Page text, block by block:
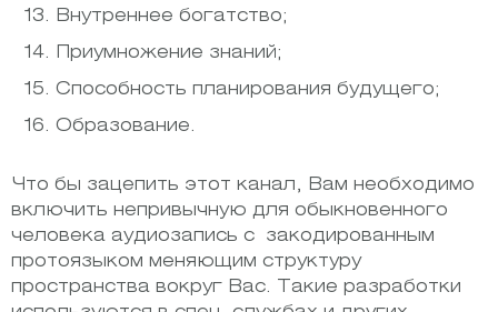
Внутреннее богатство;
Приумножение знаний;
Способность планирования будущего;
Образование.
Что бы зацепить этот канал, Вам необходимо
включить непривычную для обыкновенного
человека аудиозапись с закодированным
протоязыком меняющим структуру
пространства вокруг Вас. Такие разработки